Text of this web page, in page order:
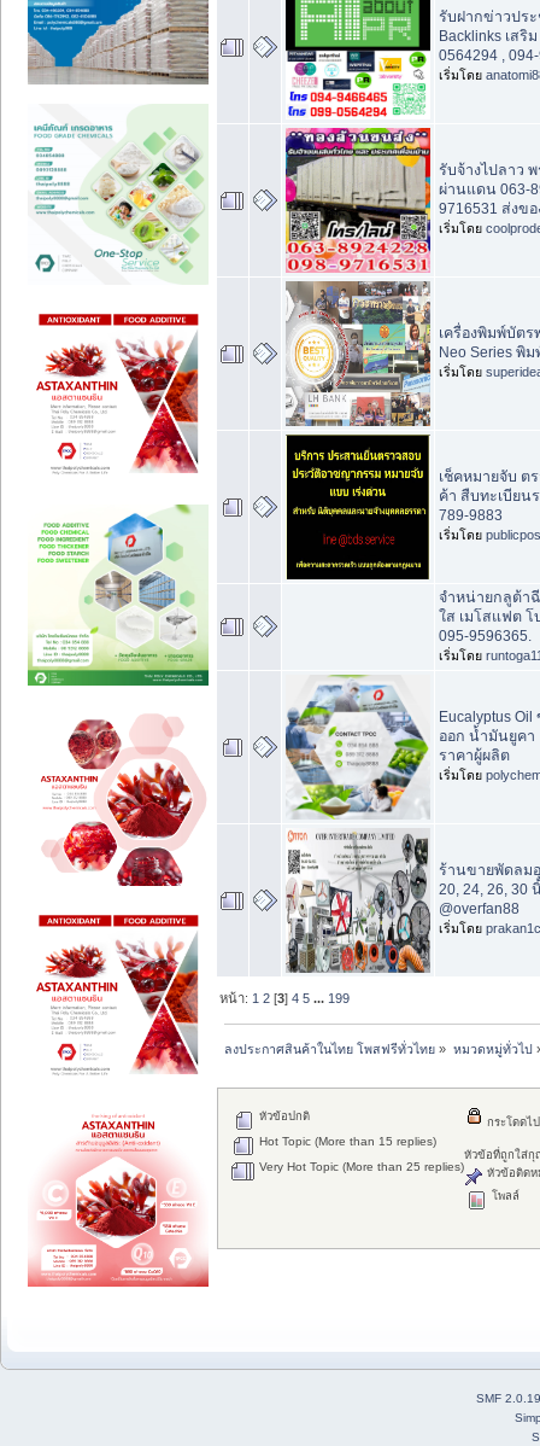
รับฝากข่าวปร
Backlinks เสริ
0564294 ,
เริ่มโดย
รับจ้างไปลาว
ผ่านแดน 063-
9716531 ส่งข
เริ่มโดย
เครื่องพิมพ์บัตร
Neo Series พิ
เริ่มโดย
เช็คหมายจับ ต
ค้า สืบทะเบียน
789-9883
เริ่มโดย
จำหน่ายกลูต้า
ใส เมโสแฟต
095-9596365.
เริ่มโดย
Eucalyptus
ออก น้ำมันยูคา
ราคาผู้ผลิต
เริ่มโดย
ร้านขายพัดลม
20, 24, 26, 30
@overfan88
เริ่มโดย prakan1c
หน้า: 1 2 [3]4 5 ... 199
ลงประกาศสินค้าในไทย โพสฟรีทั่วไทย » หมวดหมู่ทั่วไป
กระโดดไ
หัวข้อปกติ
Hot Topic (More than 15 replies)
Very Hot Topic (More than 25 replies)
หัวข้อที่ถูกใส่กุ
หัวข้อติดห
โพลล์
SMF 2.0.19